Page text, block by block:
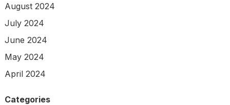
August 2024
July 2024
June 2024
May 2024
April 2024
Categories